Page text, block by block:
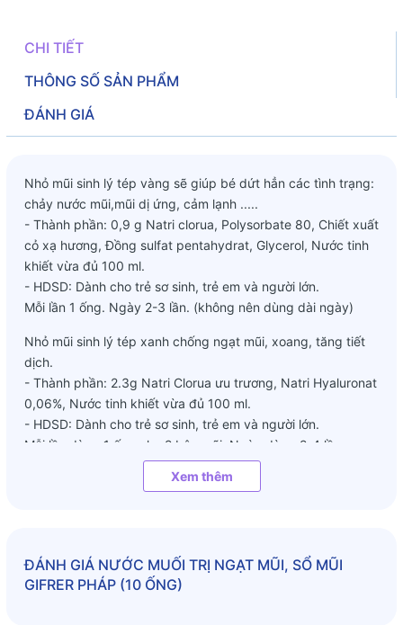
CHI TIẾT
THÔNG SỐ SẢN PHẨM
ĐÁNH GIÁ
Nhỏ mũi sinh lý tép vàng sẽ giúp bé dứt hẳn các tình trạng:
chảy nước mũi,mũi dị ứng, cảm lạnh .....
- Thành phần: 0,9 g Natri clorua, Polysorbate 80, Chiết xuất
cỏ xạ hương, Đồng sulfat pentahydrat, Glycerol, Nước tinh
khiết vừa đủ 100 ml.
- HDSD: Dành cho trẻ sơ sinh, trẻ em và người lớn.
Mỗi lần 1 ống. Ngày 2-3 lần. (không nên dùng dài ngày)
Nhỏ mũi sinh lý tép xanh chống ngạt mũi, xoang, tăng tiết
dịch.
- Thành phần: 2.3g Natri Clorua ưu trương, Natri Hyaluronat
0,06%, Nước tinh khiết vừa đủ 100 ml.
- HDSD: Dành cho trẻ sơ sinh, trẻ em và người lớn.
Mỗi lần dùng 1 ống cho 2 bên mũi. Ngày dùng 2-4 lần
Xem thêm
ĐÁNH GIÁ NƯỚC MUỐI TRỊ NGẠT MŨI, SỔ MŨI
GIFRER PHÁP (10 ỐNG)